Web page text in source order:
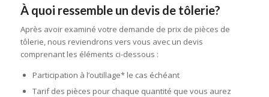
À quoi ressemble un devis de tôlerie?
Après avoir examiné votre demande de prix de pièces de
tôlerie, nous reviendrons vers vous avec un devis
comprenant les éléments ci-dessous :
Participation à l’outillage* le cas échéant
Tarif des pièces pour chaque quantité que vous aurez